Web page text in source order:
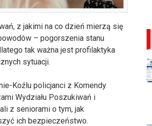
z jakimi na co dzień mierzą się
– pogorszenia stanu
tak ważna jest profilaktyka
sytuacji.
Koźlu policjanci z Komendy
Wydziału Poszukiwań i
z seniorami o tym, jak
ich bezpieczeństwo.